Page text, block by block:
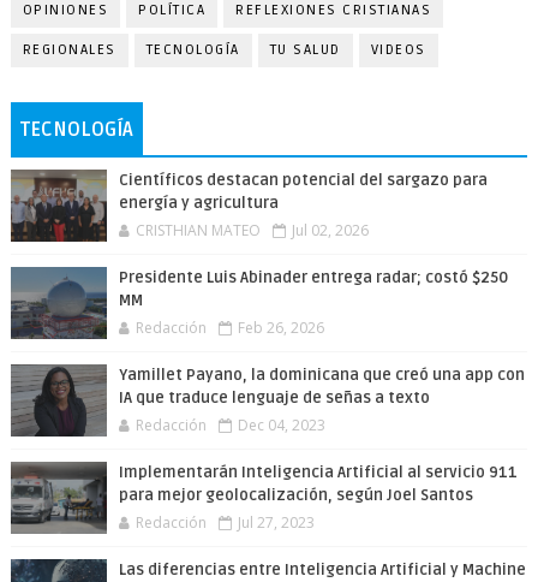
OPINIONES POLÍTICA REFLEXIONES CRISTIANAS
REGIONALES TECNOLOGÍA TU SALUD VIDEOS
TECNOLOGÍA
Científicos destacan potencial del sargazo para
energía y agricultura
CRISTHIAN MATEO Jul 02, 2026
Presidente Luis Abinader entrega radar; costó $250
MM
Redacción Feb 26, 2026
Yamillet Payano, la dominicana que creó una app con
IA que traduce lenguaje de señas a texto
Redacción Dec 04, 2023
Implementarán Inteligencia Artificial al servicio 911
para mejor geolocalización, según Joel Santos
Redacción Jul 27, 2023
Las diferencias entre Inteligencia Artificial y Machine